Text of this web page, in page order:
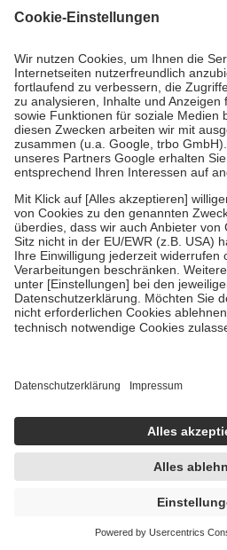
Grundsätzlich leisten Mitglieder
höchstens zehn Euro.
Es sind jedoch
Kosten der Leistung zu entrichten.
Diese Regeln gelten grundsätzlich
Bei Heilmitteln und häuslicher
Zuzahlung zehn Prozent der Kosten
Verordnung.
Um das Engagement der Versicherten
stärken und die besondere Stellung
fallenkeine Zuzahlungenan bei:
• Kindern und Jugendlichen bis zum
mit Ausnahme der Fahrkosten
• Untersuchungen zur Vorsorge und
GKV getragen werden
• empfohlenen Schutzimpfungen
• Harn- und Blutteststreifen
getroffen, um sicherzustellen, dass es
https://help.etrusted.com/hc/de/
Einige Bilder und Inhalte wurden